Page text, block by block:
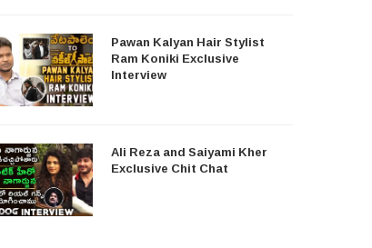
Pawan Kalyan Hair Stylist
Ram Koniki Exclusive
Interview
Ali Reza and Saiyami Kher
Exclusive Chit Chat